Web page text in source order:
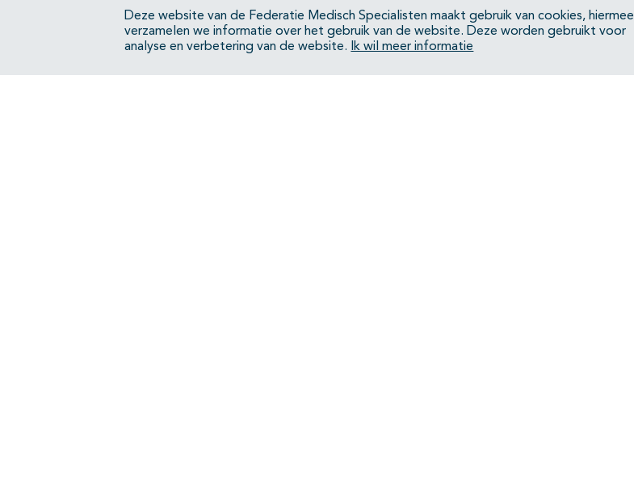
Deze website van de Federatie Medisch Specialisten maakt gebruik van cookies, hiermee
verzamelen we informatie over het gebruik van de website. Deze worden gebruikt voor
analyse en verbetering van de website.
Ik wil meer informatie